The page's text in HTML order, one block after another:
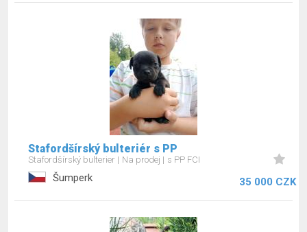
Stafordšírský bulteriér s PP
Stafordšírský bulterier Na prodej s PP FCI
Šumperk 35 000 CZK